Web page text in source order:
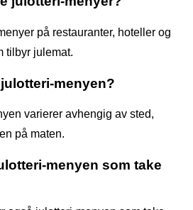
på restauranter, hoteller og
tilbyr julemat.
menyen?
varierer avhengig av sted,
på maten.
menyen som take